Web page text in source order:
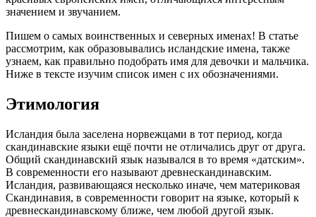
значением и звучанием.
Пишем о самых воинственных и северных именах! В статье
рассмотрим, как образовывались исландские имена, также
узнаем, как правильно подобрать имя для девочки и мальчика.
Ниже в тексте изучим список имен с их обозначениями.
Этимология
Исландия была заселена норвежцами в тот период, когда
скандинавские языки ещё почти не отличались друг от друга.
Общий скандинавский язык назывался в то время «датским».
В современности его называют древнескандинавским.
Исландия, развивающаяся несколько иначе, чем материковая
Скандинавия, в современности говорит на языке, который к
древнескандинавскому ближе, чем любой другой язык.